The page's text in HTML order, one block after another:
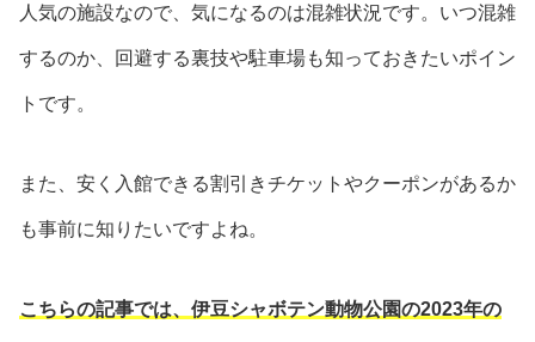
人気の施設なので、気になるのは混雑状況です。いつ混雑
するのか、回避する裏技や駐車場も知っておきたいポイン
トです。
また、安く入館できる割引きチケットやクーポンがあるか
も事前に知りたいですよね。
こちらの記事では、伊豆シャボテン動物公園の2023年の